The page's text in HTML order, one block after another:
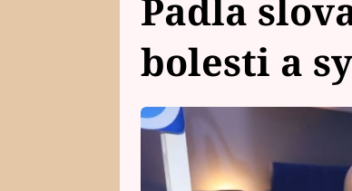
Padla
bolesti a